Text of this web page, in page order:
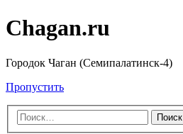
Chagan.ru
Городок Чаган (Семипалатинск-4)
Пропустить
Поиск